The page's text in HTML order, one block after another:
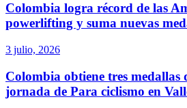
Colombia logra récord de las
powerlifting y suma nuevas
3 julio, 2026
Colombia obtiene tres medallas
jornada de Para ciclismo en